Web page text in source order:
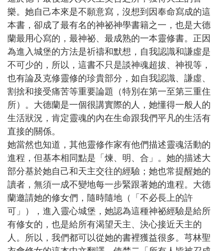
樂。她自己本來是不願意寫，沒想到因奉命寫成的這
本書，卻成了最有名的神祕神學書籍之一，也是大德
蘭最用心寫的，最神祕、最成熟的一本靈修書。正因
為進入城堡的方法是祈禱和默想，自我認識和謙虛是
不可少的，所以，這書不只是談神魂超拔、神視等，
也有論及克修靈修的珍貴部分，如自我認識、謙虛、
割捨和接受痛苦等重要論題（特別在第一至第三重住
所）。大德蘭是一個很講實際的人，她懂得一般人的
生活狀況，肯定靈魂的內在生命跟我們平凡的生活有
直接的關係。
她當然也知道，其他靈修作家有他們描述靈魂活動的
進程，但基本相同點是「煉、明、合」。她的描述大
部分基於她自己和天主交往的經驗；她也常提醒她的
讀者，無須一成不變地每一步緊跟著她的進程。大德
蘭邀請她的修女們，隨時隨地（「不必長上的許
可」），進入靈心城堡，她認為這種神祕經驗是給所
有修女的，也是給所有渴望天主、決心接近天主的
人。所以，我們都可以從她的書裡獲益很多。芎林聖